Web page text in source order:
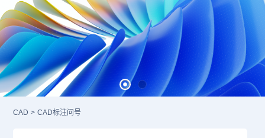
CAD > CAD标注问号